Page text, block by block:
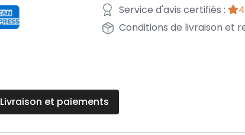
Service d'avis certifiés :
Conditions de livraison et
Livraison et paiements